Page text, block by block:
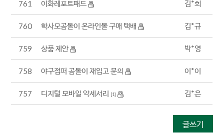
761 이화레포트패드 김*희
760 학사모곰돌이 온라인몰 구매 택배 김*규
759 상품 제안 박*영
758 야구점퍼 곰돌이 재입고 문의 이*이
757 디지털 모바일 악세서리 [1] 김*은
글쓰기